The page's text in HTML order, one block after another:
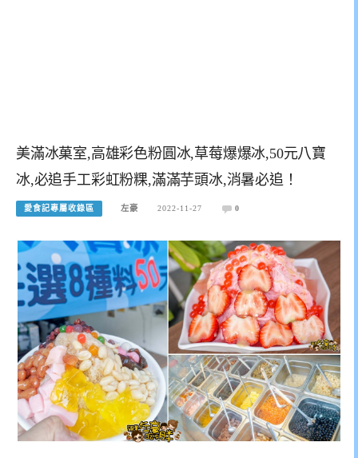
美滿冰菓室,高雄彩色粉圓冰,草莓爆爆冰,50元八寶
冰,必追手工彩虹粉粿,滿滿芋頭冰,消暑必追！
愛食記專屬收錄區 左豪 2022-11-27 0